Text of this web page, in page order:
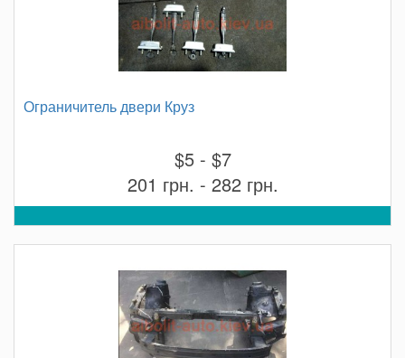
Ограничитель двери Круз
$5 - $7
201 грн. - 282 грн.